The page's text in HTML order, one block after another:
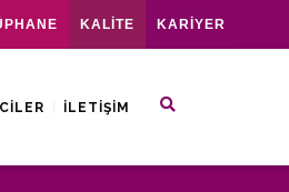
KALİTE KARİYER
İLETIŞIM